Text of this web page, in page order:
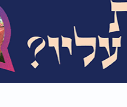
"עקיצת
בה
הרבה
את
עמדה ברורה ושאינה